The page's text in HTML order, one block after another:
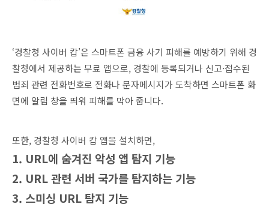
‘경찰청 사이버 캅’은 스마트폰 금융 사기 피해를 예방하기 위해 경
찰청에서 제공하는 무료 앱으로, 경찰에 등록되거나 신고·접수된
범죄 관련 전화번호로 전화나 문자메시지가 도착하면 스마트폰 화
면에 알림 창을 띄워 피해를 막아 줍니다.
또한, 경찰청 사이버 캅 앱을 설치하면,
1. URL에 숨겨진 악성 앱 탐지 기능
2. URL 관련 서버 국가를 탐지하는 기능
3. 스미싱 URL 탐지 기능